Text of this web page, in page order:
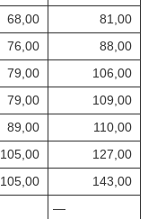
68,00
81,00
76,00
88,00
79,00
106,00
79,00
109,00
89,00
110,00
105,00
127,00
105,00
143,00
—